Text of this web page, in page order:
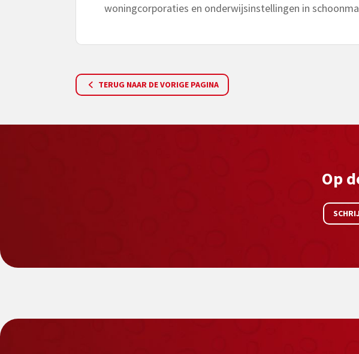
woningcorporaties en onderwijsinstellingen in
TERUG NAAR DE VORIGE PAGINA
Op